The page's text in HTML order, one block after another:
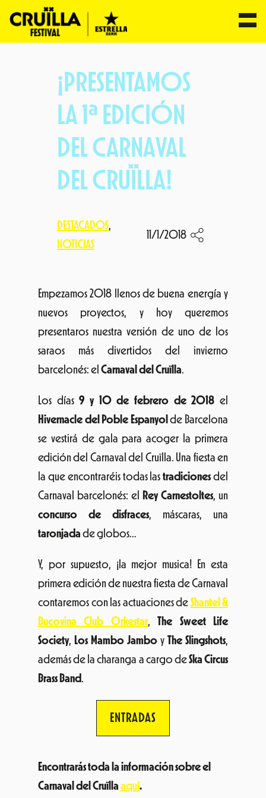
¡PRESENTAMOS
LA 1ª EDICIÓN
DEL CARNAVAL
DEL CRUÏLLA!
DESTACADOS
NOTICIAS
11/1/2018
Empezamos 2018 llenos de buena energía y
nuevos proyectos, y hoy queremos
presentaros nuestra versión de uno de los
saraos más divertidos del invierno
barcelonés: el Carnaval del Cruïlla.
Los días9 y 10 de febrero de 2018 el
Hivernacle del Poble Espanyol de Barcelona
se vestirá de gala para acoger la primera
edición del Carnaval del Cruïlla. Una fiesta en
la que encontraréis todas lastradiciones del
Carnaval barcelonés: el Rey Carnestoltes, un
concurso de disfraces, máscaras, una
taronjada de globos…
Y, por supuesto, ¡la mejor musica! En esta
primera edición de nuestra fiesta de Carnaval
contaremos con las actuaciones de Shantel &
Bucovina Club Orkestar,The Sweet Life
Society, Los Mambo Jambo y The Slingshots,
además de la charanga a cargo deSka Circus
Brass Band.
ENTRADAS
Encontrarás toda la información sobre el
Carnaval del Cruïlla aquí.